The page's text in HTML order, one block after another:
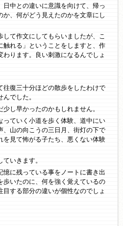
中との違いに意識を向けて、帰っ
、何がどう見えたのかを文章にし
て作文にしてもらいましたが、こ
触れる」ということをしますと、作
ります。良い刺激になるんでしょ
復三十分ほどの散歩をしたわけで
でした。
し早かったのかもしれません。
ていく小道を歩く体験、道中にい
、山の向こうの三日月、街灯の下で
を見て怖がる子たち、悪くない体験
いきます。
に残っている事をノートに書き出
歩いたのに、何を強く覚えているの
する部分の違いが個性なのでしょ